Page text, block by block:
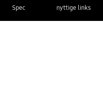
Spec nyttige links